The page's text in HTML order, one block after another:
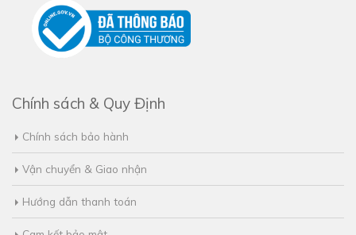
Chính sách & Quy Định
Chính sách bảo hành
Vận chuyển & Giao nhận
Hướng dẫn thanh toán